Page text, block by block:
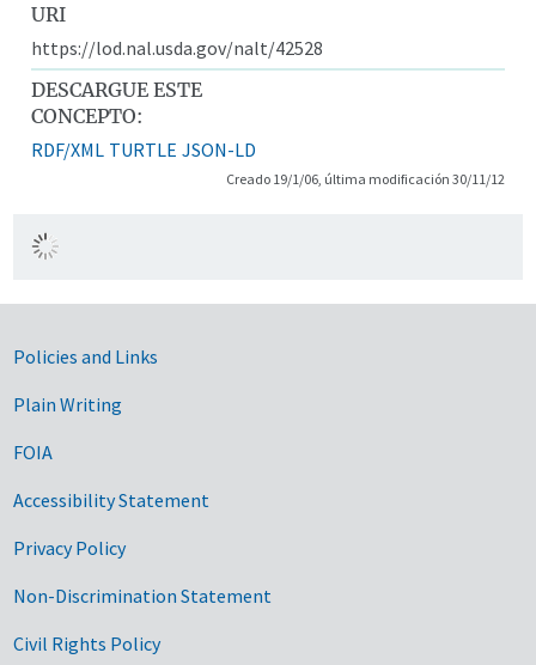
URI
https://lod.nal.usda.gov/nalt/42528
DESCARGUE ESTE
CONCEPTO:
RDF/XML TURTLE JSON-LD
Creado 19/1/06, última modificación 30/11/12
Government Links
Policies and Links
Plain Writing
FOIA
Accessibility Statement
Privacy Policy
Non-Discrimination Statement
Civil Rights Policy